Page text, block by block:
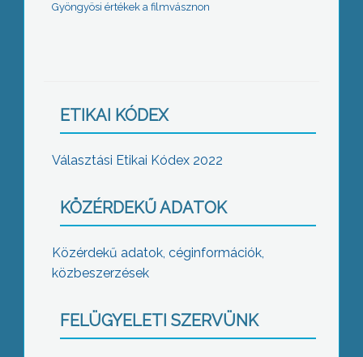
Gyöngyösi értékek a filmvásznon
ETIKAI KÓDEX
Választási Etikai Kódex 2022
KÖZÉRDEKŰ ADATOK
Közérdekű adatok, céginformációk,
közbeszerzések
FELÜGYELETI SZERVÜNK